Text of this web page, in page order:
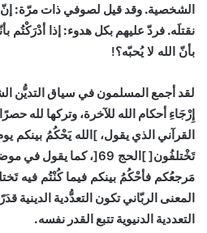
الشخصية. وقد قيل لصوفي ذات مرّة: إنّ
نقتلَه. فردّ عليهم بكل هدوء: إذا أدْرَكْتُم
بأنّ الله لا يُحبّه؟!
لقد أجمع المسلمون في سياق التديُّن
إِرْجَاءِ أحكام الله للآخرة، وتركها لله
القرآني الذي يقول، ]الله يَحْكُمُ بينكم
تَخْتلفُون[
]الحج 69 [،كما يقول في
مَرجعُكم فأحْكُمُ بينكم فيما كُنْتُم فيه
المعنى الربّاني تكون التعدُّدية الدينية
التعددية الدنيوية تتبع القدر نفسه.